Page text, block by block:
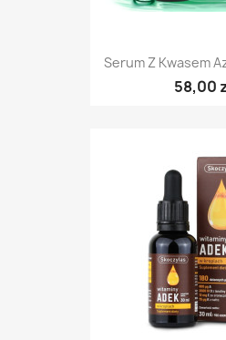
Serum Z Kwasem
58,00